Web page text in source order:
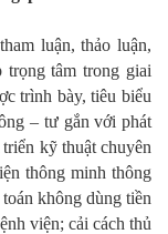
luận, thảo luận,
trọng tâm trong giai
trình bày, tiêu biểu
– tư gắn với phát
kỹ thuật chuyên
thông minh thông
không dùng tiền
viện; cải cách thủ